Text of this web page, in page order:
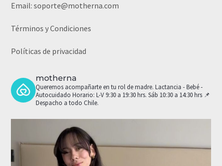
Email:soporte@motherna.com
Términos y Condiciones
Políticas de privacidad
motherna
Queremos acompañarte en tu rol de madre. Lactancia - Bebé -
Autocuidado Horario: L-V 9:30 a 19:30 hrs. Sáb 10:30 a 14:30 hrs 📌
Despacho a todo Chile.